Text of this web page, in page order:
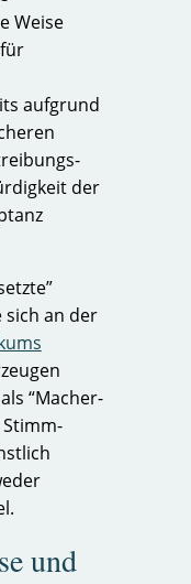
Weise
aufgrund
der
sich an der
“Macher-
und